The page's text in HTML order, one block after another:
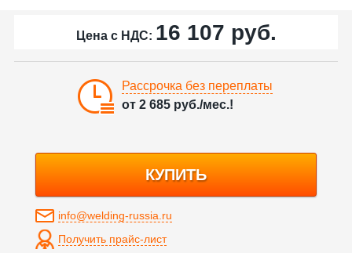
Цена с НДС: 16 107 руб.
Рассрочка без переплаты
от 2 685 руб./мес.!
КУПИТЬ
info@welding-russia.ru
Получить прайс-лист